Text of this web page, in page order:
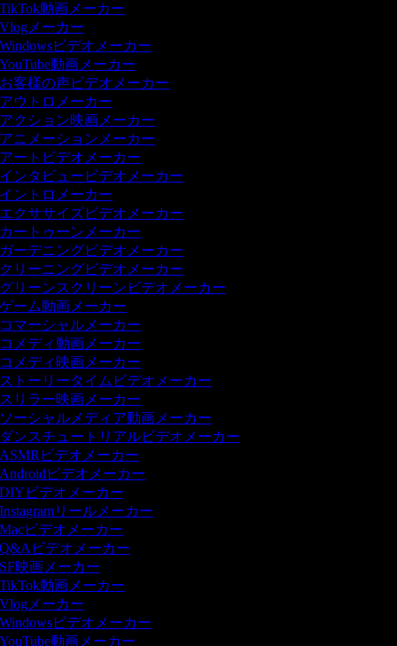
動画メーカー
メーカー
ビデオメーカー
動画メーカー
客様の声ビデオメーカー
ウトロメーカー
クション映画メーカー
ニメーションメーカー
ートビデオメーカー
ンタビュービデオメーカー
ントロメーカー
クササイズビデオメーカー
ートゥーンメーカー
ーデニングビデオメーカー
リーニングビデオメーカー
リーンスクリーンビデオメーカー
ーム動画メーカー
マーシャルメーカー
メディ動画メーカー
メディ映画メーカー
トーリータイムビデオメーカー
リラー映画メーカー
ーシャルメディア動画メーカー
ンスチュートリアルビデオメーカー
ビデオメーカー
ビデオメーカー
ビデオメーカー
リールメーカー
ビデオメーカー
ビデオメーカー
映画メーカー
動画メーカー
メーカー
ビデオメーカー
動画メーカー